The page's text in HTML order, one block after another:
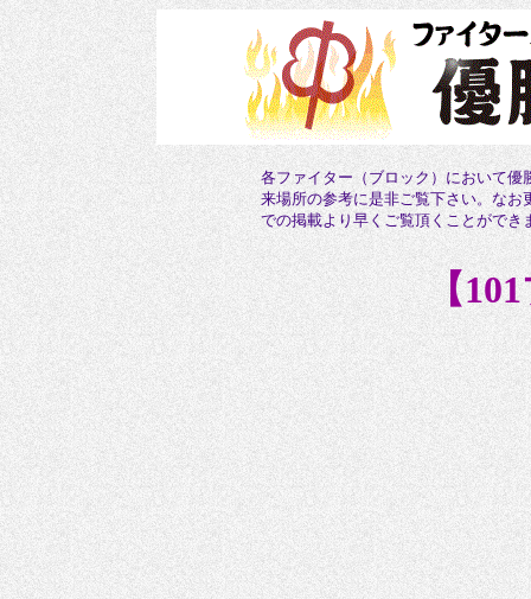
各ファイター（ブロック）において
来場所の参考に是非ご覧下さい。な
での掲載より早くご覧頂くことができ
【